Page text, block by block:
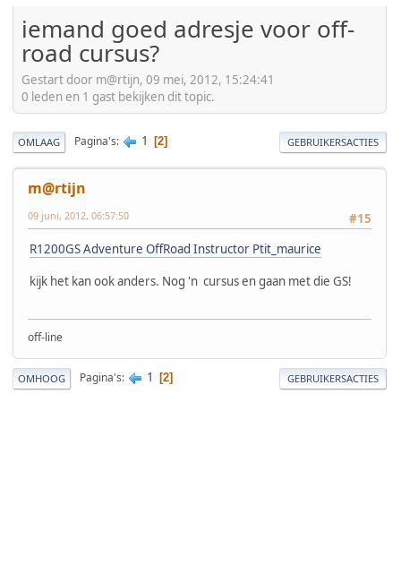
iemand goed adresje voor off-
road cursus?
Gestart door m@rtijn, 09 mei, 2012, 15:24:41
0 leden en 1 gast bekijken dit topic.
OMLAAG Pagina's 1 2 GEBRUIKERSACTIES
m@rtijn
#15
09 juni, 2012, 06:57:50
R1200GS Adventure OffRoad Instructor Ptit_maurice
kijk het kan ook anders. Nog 'n cursus en gaan met die GS!
off-line
OMHOOG Pagina's 1 2 GEBRUIKERSACTIES